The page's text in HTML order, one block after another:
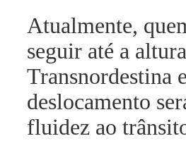
Atualmente,
seguir até a
Transnordestina
deslocamento
fluidez ao